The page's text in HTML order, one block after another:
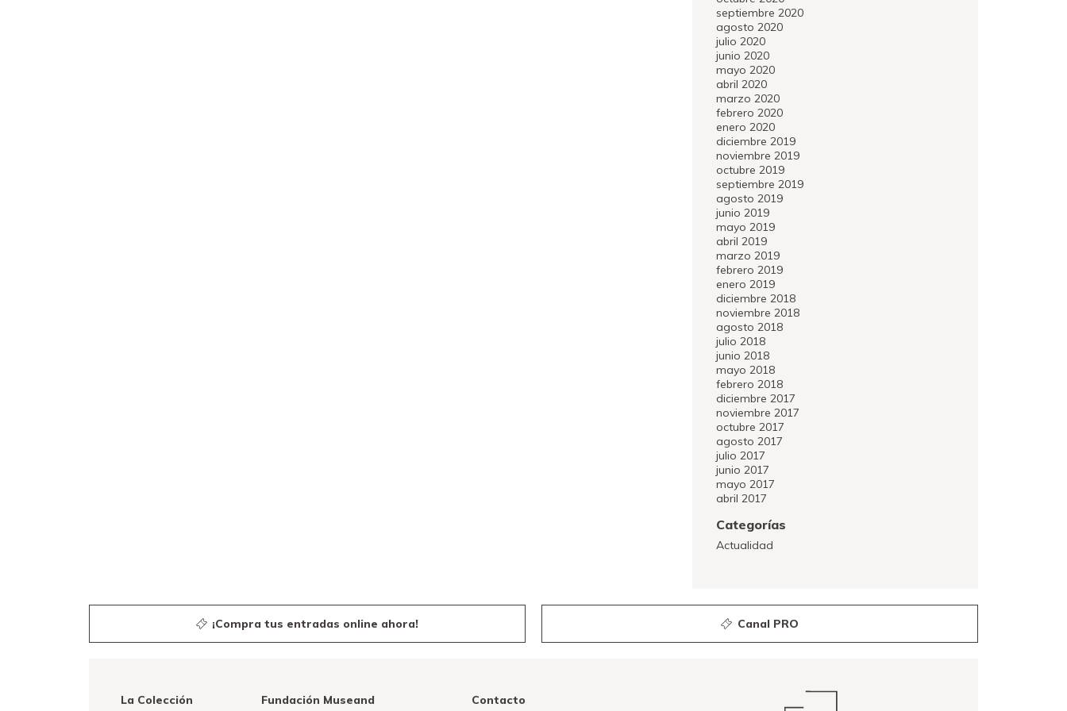
septiembre 2020
agosto 2020
julio 2020
junio 2020
mayo 2020
abril 2020
marzo 2020
febrero 2020
enero 2020
diciembre 2019
noviembre 2019
octubre 2019
septiembre 2019
agosto 2019
junio 2019
mayo 2019
abril 2019
marzo 2019
febrero 2019
enero 2019
diciembre 2018
noviembre 2018
agosto 2018
julio 2018
junio 2018
mayo 2018
febrero 2018
diciembre 2017
noviembre 2017
octubre 2017
agosto 2017
julio 2017
junio 2017
mayo 2017
abril 2017
Categorías
Actualidad
¡Compra tus entradas online ahora! Canal PRO
La Colección Fundación Museand Contacto